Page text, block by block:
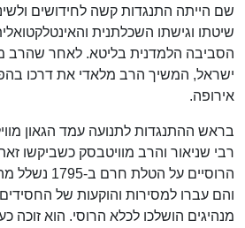
שם הייתה התנגדות קשה לחידושים
שיטתו וגישתו השכלתנית
הסביבה הלמדנית בליטא. לאחר שהרב
ישראל, המשיך הרב מלאדי את דרכו
אירופה.
בראש ההתנגדות לתנועה עמד הגאון
רבי שניאור והרב מוויטבסק כשביקשו
הרוסיים על
והם עברו למסירות והוקעות של
מנהיגים הושלכו לכלא הרוסי. הוא זוכה